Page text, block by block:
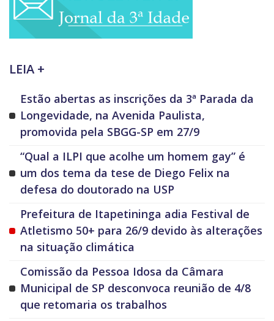
LEIA +
Estão abertas as inscrições da 3ª Parada da
Longevidade, na Avenida Paulista,
promovida pela SBGG-SP em 27/9
“Qual a ILPI que acolhe um homem gay” é
um dos tema da tese de Diego Felix na
defesa do doutorado na USP
Prefeitura de Itapetininga adia Festival de
Atletismo 50+ para 26/9 devido às alterações
na situação climática
Comissão da Pessoa Idosa da Câmara
Municipal de SP desconvoca reunião de 4/8
que retomaria os trabalhos